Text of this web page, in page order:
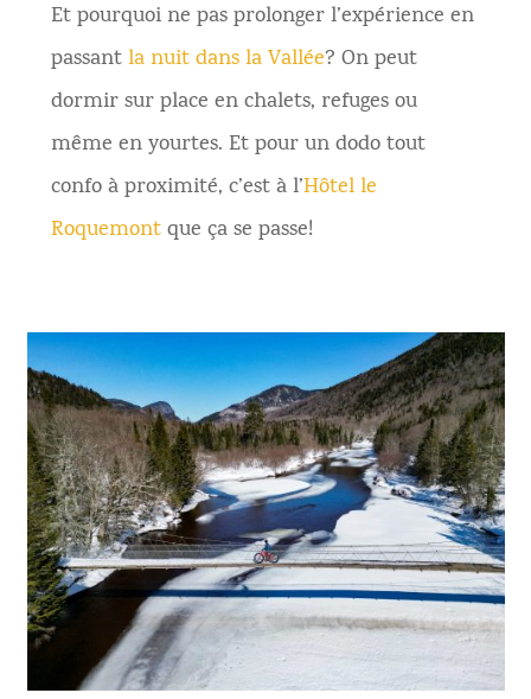
Et pourquoi ne pas prolonger l’expérience en
passantla nuit dans la Vallée? On peut
dormir sur place en chalets, refuges ou
même en yourtes. Et pour un dodo tout
confo à proximité, c’est à l’Hôtel le
Roquemontque ça se passe!